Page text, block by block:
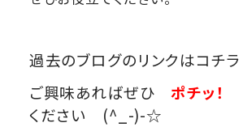
過去のブログのリンクはコチラ
ご興味あればぜひポチッ！
ください (^_-)-☆